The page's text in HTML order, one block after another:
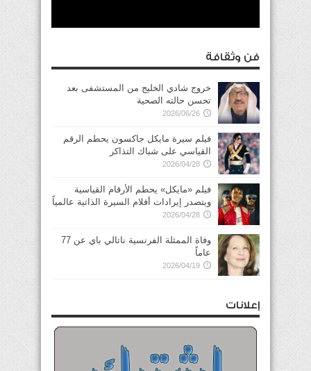
فن وثقافة
خروج شادي الخليج من المستشفى بعد
تحسن حالته الصحية
2026/06/26
فيلم سيرة مايكل جاكسون يحطم الرقم
القياسي على شباك التذاكر
2026/04/28
فيلم «مايكل» يحطم الأرقام القياسية
ويتصدر إيرادات أفلام السيرة الذاتية عالمياً
2026/04/28
وفاة الممثلة الفرنسية ناتالي باي عن 77
عاماً
2026/04/19
إعلانات